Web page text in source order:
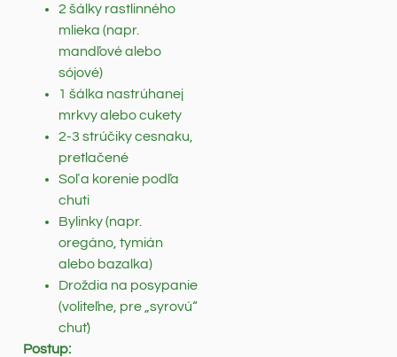
2 šálky rastlinného
mlieka (napr.
mandľové alebo
sójové)
1 šálka nastrúhanej
mrkvy alebo cukety
2-3 strúčiky cesnaku,
pretlačené
Soľ a korenie podľa
chuti
Bylinky (napr.
oregáno, tymián
alebo bazalka)
Droždia na posypanie
(voliteľne, pre „syrovú“
chuť)
Postup: